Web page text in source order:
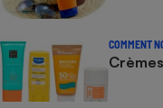
COMMENT